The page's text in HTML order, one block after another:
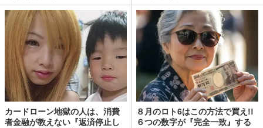
カードローン地獄の人は、消費
者金融が教えない『返済停止し
８月のロト6はこの方法で買え!!
６つの数字が『完全一致』する